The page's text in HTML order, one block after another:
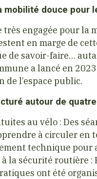
mobilité douce pour
très engagée pour la
en marge de
de savoir-faire…
a lancé en
l’espace public.
autour de quatre
au vélo : Des
à circuler
technique pour
la sécurité routière :
ont été